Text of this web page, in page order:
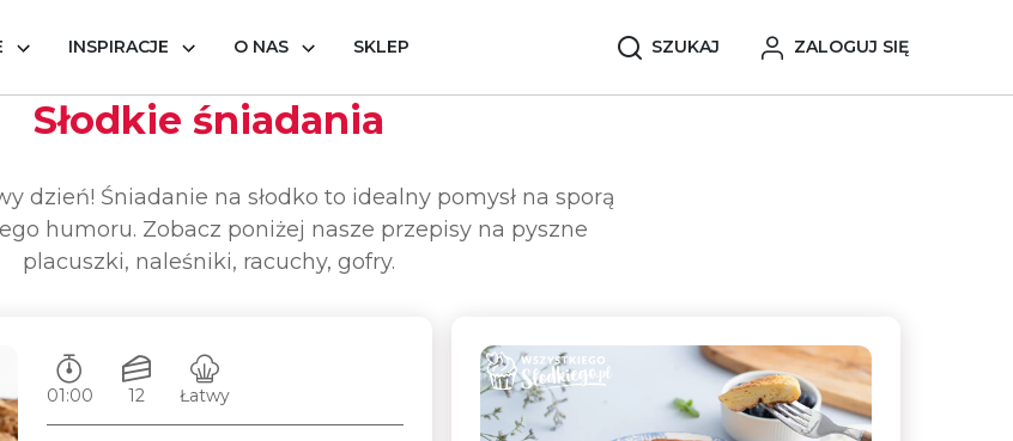
INSPIRACJE O NAS SKLEP SZUKAJ ZALOGUJ SIĘ
Słodkie śniadania
dzień! Śniadanie na słodko to idealny pomysł na sporą
humoru. Zobacz poniżej nasze przepisy na pyszne
placuszki, naleśniki, racuchy, gofry.
Czas przygotowywania:
01:00
Ilość porcji:
12
Poziom trudności:
Łatwy